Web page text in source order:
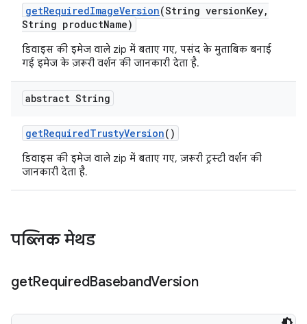
getRequiredImageVersion(String versionKey,
String productName)
डिवाइस की इमेज वाले zip में बताए गए, पसंद के मुताबिक बनाई
गई इमेज के ज़रूरी वर्शन की जानकारी देता है.
abstract String
getRequiredTrustyVersion()
डिवाइस की इमेज वाले zip में बताए गए, ज़रूरी ट्रस्टी वर्शन की
जानकारी देता है.
पब्लिक मेथड
getRequiredBasebandVersion